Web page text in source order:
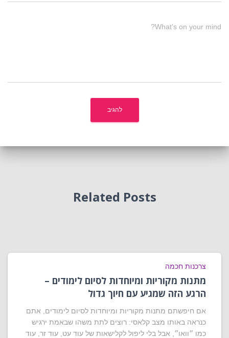
What's on your mind?
Related Posts
צרכנות חכמה
מתנות מקוריות ומיוחדות לסיום לימודים –
הרגע הזה שמגיע עם חיוך גדול
אם חיפשתם מתנות מקוריות ומיוחדות לסיום לימודים, אתם
כנראה באותו מצב קלאסי: רוצים לתת משהו שבאמת ירגיש
כמו ״וואו״, אבל בלי ליפול לקלישאות של עוד עט, עוד זר, עוד